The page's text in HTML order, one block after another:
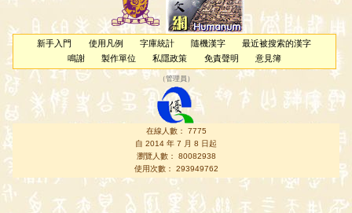
新手入門 使用凡例 字庫統計 隨機漢字
最近被搜索的漢字
鳴謝
製作單位 私隱政策 免責聲明 意見簿
（管理員 ）
在線人數： 7775
自 2014 年 7 月 8 日起
瀏覽人數： 80082938
使用次數： 293949762